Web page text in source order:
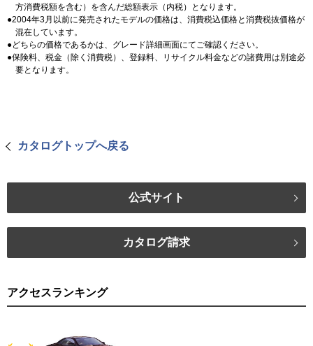
方消費税額を含む）を含んだ総額表示（内税）となります。
2004年3月以前に発売されたモデルの価格は、消費税込価格と消費税抜価格が
混在しています。
どちらの価格であるかは、グレード詳細画面にてご確認ください。
保険料、税金（除く消費税）、登録料、リサイクル料金などの諸費用は別途必
要となります。
カタログトップへ戻る
公式サイト
カタログ請求
アクセスランキング